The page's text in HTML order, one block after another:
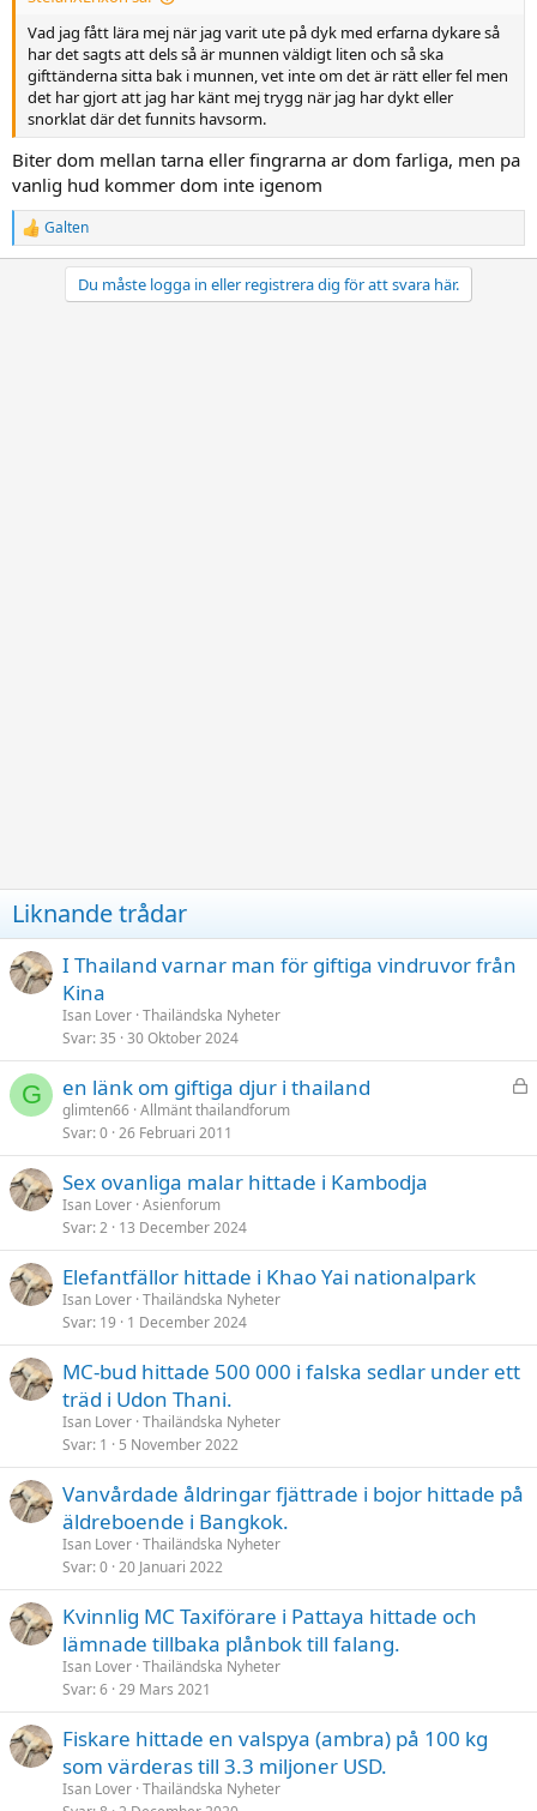
Vad jag fått lära mej när jag varit ute på dyk med erfarna dykare så
har det sagts att dels så är munnen väldigt liten och så ska
gifttänderna sitta bak i munnen, vet inte om det är rätt eller fel men
det har gjort att jag har känt mej trygg när jag har dykt eller
snorklat där det funnits havsorm.
Biter dom mellan tarna eller fingrarna ar dom farliga, men pa
vanlig hud kommer dom inte igenom
R
e
Galten
Du måste logga in eller registrera dig för att svara här.
Liknande trådar
I Thailand varnar man för giftiga vindruvor från
Kina
Isan Lover Thailändska Nyheter
Svar 35 30 Oktober 2024
G
L
t
en länk om giftiga djur i thailand
glimten66 Allmänt thailandforum
Svar 0 26 Februari 2011
Sex ovanliga malar hittade i Kambodja
Isan Lover Asienforum
Svar 2 13 December 2024
Elefantfällor hittade i Khao Yai nationalpark
Isan Lover Thailändska Nyheter
Svar 19 1 December 2024
MC-bud hittade 500 000 i falska sedlar under ett
träd i Udon Thani.
Isan Lover Thailändska Nyheter
Svar 1 5 November 2022
Vanvårdade åldringar fjättrade i bojor hittade på
äldreboende i Bangkok.
Isan Lover Thailändska Nyheter
Svar 0 20 Januari 2022
Kvinnlig MC Taxiförare i Pattaya hittade och
lämnade tillbaka plånbok till falang.
Isan Lover Thailändska Nyheter
Svar 6 29 Mars 2021
Fiskare hittade en valspya (ambra) på 100 kg
som värderas till 3.3 miljoner USD.
Isan Lover Thailändska Nyheter